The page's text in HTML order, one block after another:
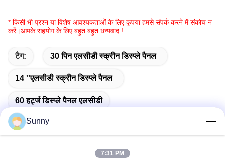
* किसी भी प्रश्न या विशेष आवश्यकताओं के लिए कृपया हमसे संपर्क करने में संकोच न
करें।आपके सहयोग के लिए बहुत बहुत धन्यवाद !
टैग: 30 पिन एलसीडी स्क्रीन डिस्प्ले पैनल
14 ''एलसीडी स्क्रीन डिस्प्ले पैनल
60 हर्ट्ज डिस्प्ले पैनल एलसीडी
Sunny
7:31 PM